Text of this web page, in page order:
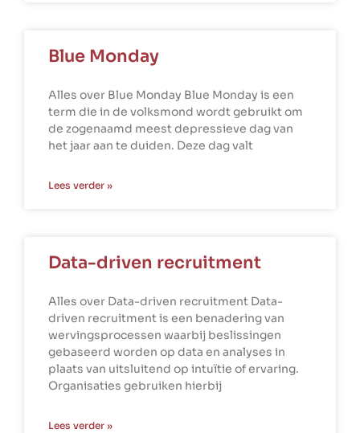
Blue Monday
Alles over Blue Monday Blue Monday is een
term die in de volksmond wordt gebruikt om
de zogenaamd meest depressieve dag van
het jaar aan te duiden. Deze dag valt
Lees verder »
Data-driven recruitment
Alles over Data-driven recruitment Data-
driven recruitment is een benadering van
wervingsprocessen waarbij beslissingen
gebaseerd worden op data en analyses in
plaats van uitsluitend op intuïtie of ervaring.
Organisaties gebruiken hierbij
Lees verder »